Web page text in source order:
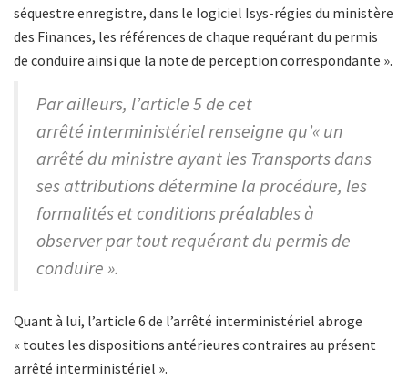
séquestre enregistre, dans le logiciel Isys-régies du ministère
des Finances, les références de chaque requérant du permis
de conduire ainsi que la note de perception correspondante ».
Par ailleurs, l’article 5 de cet
arrêté interministériel renseigne qu’« un
arrêté du ministre ayant les Transports dans
ses attributions détermine la procédure, les
formalités et conditions préalables à
observer par tout requérant du permis de
conduire ».
Quant à lui, l’article 6 de l’arrêté interministériel abroge
« toutes les dispositions antérieures contraires au présent
arrêté interministériel ».